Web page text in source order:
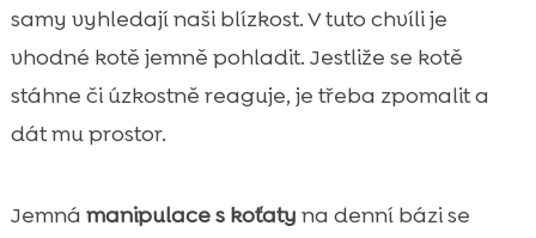
samy vyhledají naši blízkost. V tuto chvíli je
vhodné kotě jemně pohladit. Jestliže se kotě
stáhne či úzkostně reaguje, je třeba zpomalit a
dát mu prostor.
Jemná manipulace s koťaty na denní bázi se